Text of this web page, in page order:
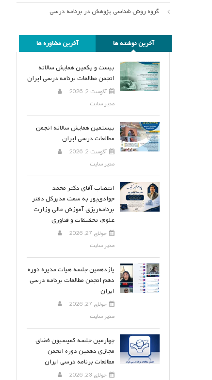
گروه روش شناسی پژوهش در برنامه درسی
آخرین نوشته ها آخرین مشاوره ها
بیست و یکمین همایش سالانه
انجمن مطالعات برنامه درسی ایران
آگوست 2, 2026
مدیر سایت
بیستمین همایش سالانه انجمن
مطالعات درسی ایران
آگوست 2, 2026
مدیر سایت
انتصاب آقای دکتر محمد
جوادی‌پور به سمت مدیرکل دفتر
برنامه‌ریزی آموزش عالی وزارت
علوم، تحقیقات و فناوری
جولای 27, 2026
مدیر سایت
یازدهمین جلسه هیات مدیره دوره
دهم انجمن مطالعات برنامه درسی
ایران
جولای 27, 2026
مدیر سایت
چهارمین جلسه کمیسیون فضای
مجازی دهمین دوره انجمن
مطالعات برنامه درسی ایران
جولای 23, 2026